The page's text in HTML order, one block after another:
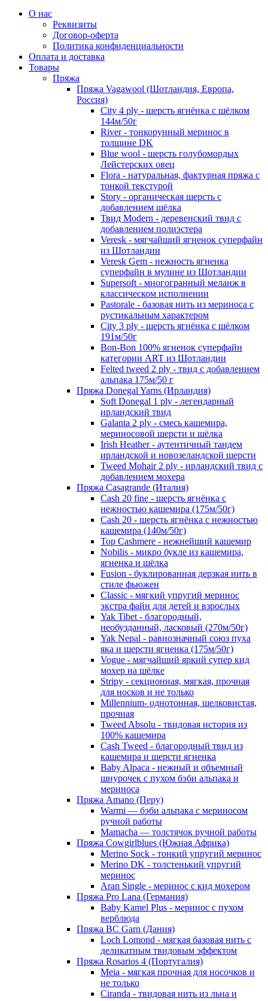
О нас
Реквизиты
Договор-оферта
Политика конфиденциальности
Оплата и доставка
Товары
Пряжа
Пряжа Vagawool (Шотландия, Европа,
Россия)
City 4 ply - шерсть ягнёнка с шёлком
144м/50г
River - тонкорунный меринос в
толщине DK
Blue wool - шерсть голубомордых
Лейстерских овец
Flora - натуральная, фактурная пряжа с
тонкой текстурой
Story - органическая шерсть с
добавлением шёлка
Твид Modern - деревенский твид с
добавлением полиэстера
Veresk - мягчайший ягненок суперфайн
из Шотландии
Veresk Gem - нежность ягненка
суперфайн в мулине из Шотландии
Supersoft - многогранный меланж в
классическом исполнении
Pastorale - базовая нить из мериноса с
рустикальным характером
City 3 ply - шерсть ягнёнка с шёлком
191м/50г
Bon-Bon 100% ягненок суперфайн
категории ART из Шотландии
Felted tweed 2 ply - твид с добавлением
альпака 175м/50 г
Пряжа Donegal Yarns (Ирландия)
Soft Donegal 1 ply - легендарный
ирландский твид
Galanta 2 ply - смесь кашемира,
мериносовой шерсти и шёлка
Irish Heather - аутентичный тандем
ирландской и новозеландской шерсти
Tweed Mohair 2 ply - ирландский твид с
добавлением мохера
Пряжа Casagrande (Италия)
Cash 20 fine - шерсть ягнёнка с
нежностью кашемира (175м/50г)
Cash 20 - шерсть ягнёнка с нежностью
кашемира (140м/50г)
Top Cashmere - нежнейший кашемир
Nobilis - микро букле из кашемира,
ягненка и шёлка
Fusion - буклированная дерзкая нить в
стиле фьюжен
Classic - мягкий упругий меринос
экстра файн для детей и взрослых
Yak Tibet - благородный,
необузданный, ласковый (270м/50г)
Yak Nepal - равнозначный союз пуха
яка и шерсти ягненка (175м/50г)
Vogue - мягчайший яркий супер кид
мохер на шёлке
Stripy - секционная, мягкая, прочная
для носков и не только
Millennium- однотонная, шелковистая,
прочная
Tweed Absolu - твидовая история из
100% кашемира
Cash Tweed - благородный твид из
кашемира и шерсти ягненка
Baby Alpaca - нежный и объемный
шнурочек с пухом бэби альпака и
мериноса
Пряжа Amano (Перу)
Warmi — бэби альпака с мериносом
ручной работы
Mamacha — толстячок ручной работы
Пряжа Cowgirlblues (Южная Африка)
Merino Sock - тонкий упругий меринос
Merino DK - толстенький упругий
меринос
Aran Single - меринос с кид мохером
Пряжа Pro Lana (Германия)
Baby Kamel Plus - меринос с пухом
верблюда
Пряжа BC Garn (Дания)
Loch Lomond - мягкая базовая нить с
деликатным твидовым эффектом
Пряжа Rosarios 4 (Португалия)
Meia - мягкая прочная для носочков и
не только
Ciranda - твидовая нить из льна и